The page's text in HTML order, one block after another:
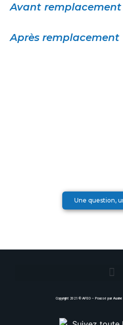
Avant remplacement
Après remplacement
Une question,
Copyright 2021 © AFEO – Poussé par